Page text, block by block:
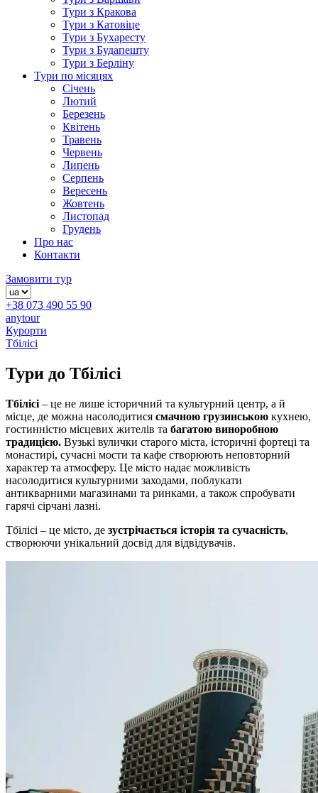
Тури з Кракова
Тури з Катовіце
Тури з Бухаресту
Тури з Будапешту
Тури з Берліну
Тури по місяцях
Січень
Лютий
Березень
Квітень
Травень
Червень
Липень
Серпень
Вересень
Жовтень
Листопад
Грудень
Про нас
Контакти
Замовити тур
+38 073 490 55 90
anytour
Курорти
Тбілісі
Тури до Тбілісі
Тбілісі – це не лише історичний та культурний центр, а й
місце, де можна насолодитися смачною грузинською кухнею,
гостинністю місцевих жителів та багатою виноробною
традицією. Вузькі вулички старого міста, історичні фортеці та
монастирі, сучасні мости та кафе створюють неповторний
характер та атмосферу. Це місто надає можливість
насолодитися культурними заходами, поблукати
антикварними магазинами та ринками, а також спробувати
гарячі сірчані лазні.
Тбілісі – це місто, де зустрічається історія та сучасність,
створюючи унікальний досвід для відвідувачів.